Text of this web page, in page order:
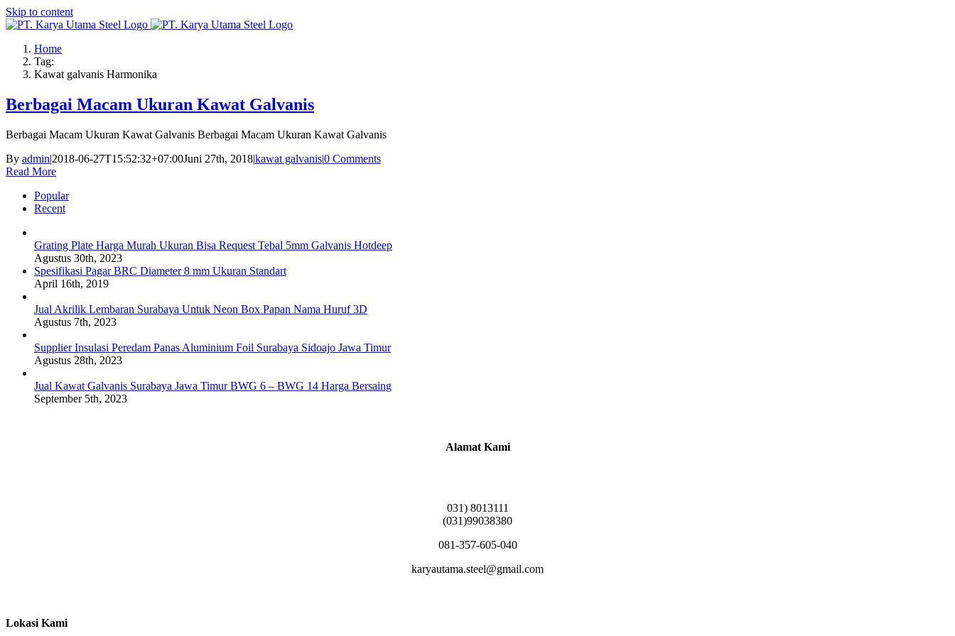
Skip to content
Home
Tag:
Kawat galvanis Harmonika
Berbagai Macam Ukuran Kawat Galvanis
Berbagai Macam Ukuran Kawat Galvanis Berbagai Macam Ukuran Kawat Galvanis
By admin|2018-06-27T15:52:32+07:00Juni 27th, 2018|kawat galvanis|0 Comments
Read More
Popular
Recent
Grating Plate Harga Murah Ukuran Bisa Request Tebal 5mm Galvanis Hotdeep
Agustus 30th, 2023
Spesifikasi Pagar BRC Diameter 8 mm Ukuran Standart
April 16th, 2019
Jual Akrilik Lembaran Surabaya Untuk Neon Box Papan Nama Huruf 3D
Agustus 7th, 2023
Supplier Insulasi Peredam Panas Aluminium Foil Surabaya Sidoajo Jawa Timur
Agustus 28th, 2023
Jual Kawat Galvanis Surabaya Jawa Timur BWG 6 – BWG 14 Harga Bersaing
September 5th, 2023
Alamat Kami
031) 8013111
(031)99038380
081-357-605-040
karyautama.steel@gmail.com
Lokasi Kami